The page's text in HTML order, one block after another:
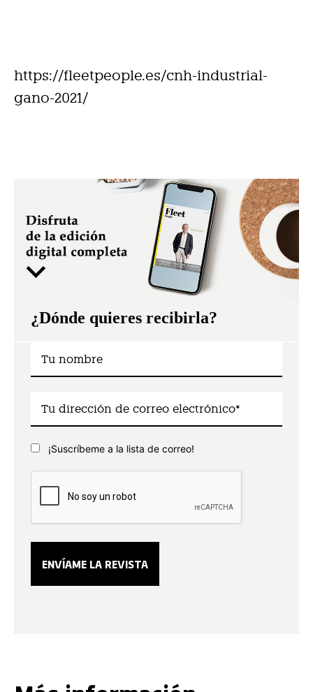
https://fleetpeople.es/cnh-industrial-
gano-2021/
¿Dónde quieres recibirla?
¡Suscríbeme a la lista de correo!